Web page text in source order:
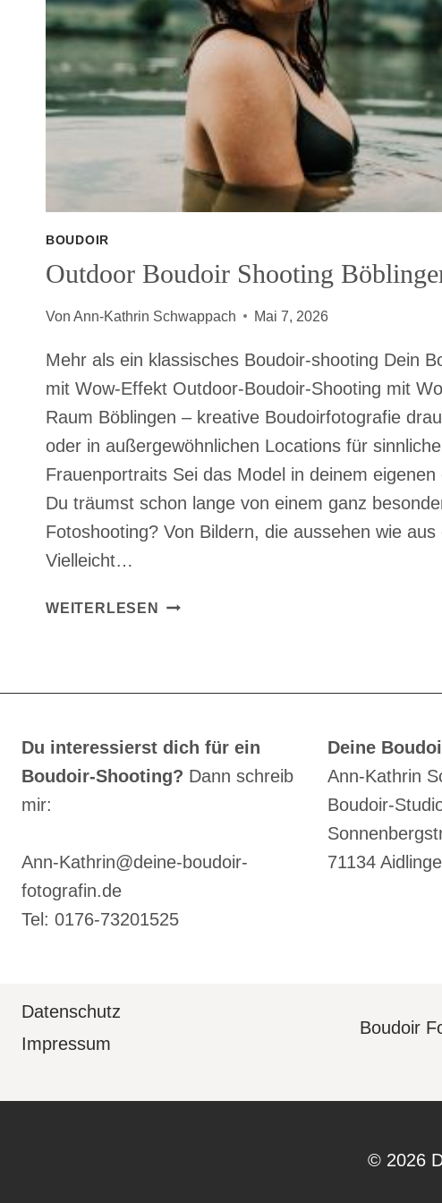
BOUDOIR
Outdoor Boudoir Shooting
Von Ann-Kathrin Schwappach Mai 7, 2026
Mehr als ein klassisches Boudoir-shooting Dein
mit Wow-Effekt Outdoor-Boudoir-Shooting mit
Raum Böblingen – kreative Boudoirfotografie
oder in außergewöhnlichen Locations für
Frauenportraits Sei das Model in deinem eigenen
Du träumst schon lange von einem ganz
Fotoshooting? Von Bildern, die aussehen wie
Vielleicht…
WEITERLESEN
OUTDOOR
Du interessierst dich für ein
Boudoir-Shooting? Dann schreib
mir:
Ann-Kathrin@deine-boudoir-
fotografin.de
Tel: 0176-73201525
Deine
Ann-Kathrin
Boudoir-
71134
Datenschutz
Impressum
Boudoir
© 2026